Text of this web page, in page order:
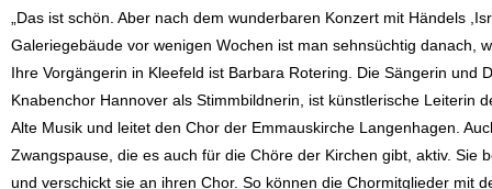
„Das ist schön. Aber nach dem wunderbaren Konzert mit Händels
Galeriegebäude vor wenigen Wochen ist man sehnsüchtig danach,
Ihre Vorgängerin in Kleefeld ist Barbara Rotering. Die Sängerin und
Knabenchor Hannover als Stimmbildnerin, ist künstlerische Leiterin
Alte Musik und leitet den Chor der Emmauskirche Langenhagen.
Zwangspause, die es auch für die Chöre der Kirchen gibt, aktiv. Sie
und verschickt sie an ihren Chor. So können die Chormitglieder mit